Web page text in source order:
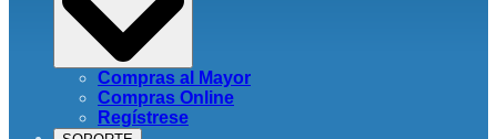
Compras al Mayor
Compras Online
Regístrese